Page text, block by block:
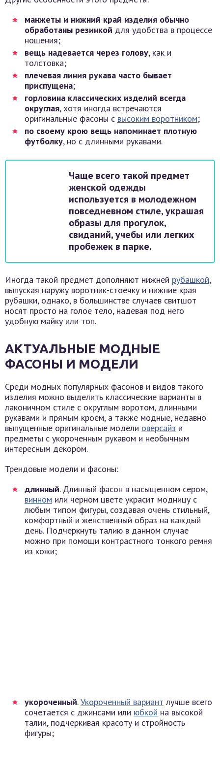
манжеты и нижний край изделия обычно
обработаны резинкой для удобства в процессе
ношения;
вещь надевается через голову, как и
толстовка;
плечевая линия рукава часто бывает
приспущена;
горловина классических изделий всегда
округлая, хотя иногда встречаются
оригинальные фасоны с высоким воротником;
по своему крою вещь напоминает плотную
футболку, но с длинными рукавами.
Чаще всего такой предмет
женской одежды
используется в молодежном
повседневном стиле, украшая
образы для прогулок,
свиданий, учебы или легких
пробежек в парке.
Иногда такой предмет дополняют нижней рубашкой,
выпуская наружу воротник-стоечку и нижние края
рубашки, однако, в большинстве случаев свитшот
носят просто на голое тело, надевая под него
удобную майку или топ.
АКТУАЛЬНЫЕ МОДНЫЕ
ФАСОНЫ И МОДЕЛИ
Среди модных популярных фасонов и видов такого
изделия можно выделить классические варианты в
лаконичном стиле с округлым воротом, длинными
рукавами и прямым кроем, а также модные, недавно
выпущенные оригинальные модели оверсайз и
предметы с укороченным рукавом и необычным
интересным декором.
Трендовые модели и фасоны:
длинный. Длинный фасон в насыщенном сером,
винном или черном цвете украсит модницу с
любым типом фигуры, создавая очень стильный,
комфортный и женственный образ на каждый
день. Подчеркнуть талию в данном случае
можно при помощи контрастного тонкого ремня
из кожи;
укороченный.Укороченный вариант лучше всего
сочетается с джинсами или юбкой на высокой
талии, подчеркивая красоту и стройность
фигуры;